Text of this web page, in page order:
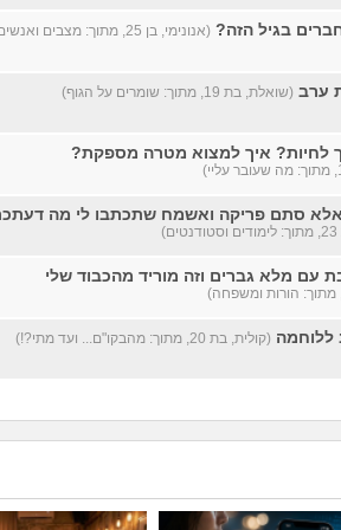
בגיל הזה? (אנונימי, בן 25, מתוך: מצבים ואנשים)
ערב (שואלת, בת 19, מתוך: שומרים על הגוף)
לחיות? איך למצוא מטרה מספקת?
סתם פריקה ואשמח שתכתבו לי מה
עם מלא גברים וזה מוריד מהכבוד שלי
ללוחמה (קולית, בת 20, מתוך: מהבקו"ם... ועד מתי?!)
שש וחצי בגלולות יסמין פלוס